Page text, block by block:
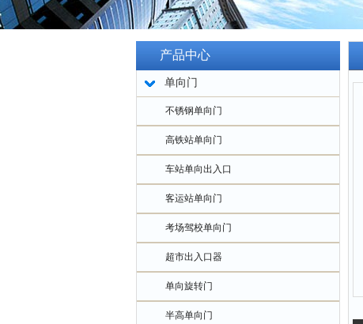
产品中心
单向门
不锈钢单向门
高铁站单向门
车站单向出入口
客运站单向门
考场驾校单向门
超市出入口器
单向旋转门
半高单向门